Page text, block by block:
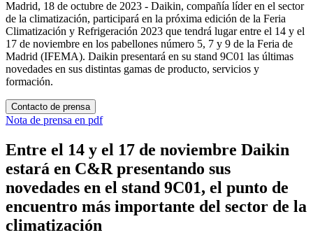
Madrid, 18 de octubre de 2023 - Daikin, compañía líder en el sector
de la climatización, participará en la próxima edición de la Feria
Climatización y Refrigeración 2023 que tendrá lugar entre el 14 y el
17 de noviembre en los pabellones número 5, 7 y 9 de la Feria de
Madrid (IFEMA). Daikin presentará en su stand 9C01 las últimas
novedades en sus distintas gamas de producto, servicios y
formación.
Contacto de prensa
Nota de prensa en pdf
Entre el 14 y el 17 de noviembre Daikin
estará en C&R presentando sus
novedades en el stand 9C01, el punto de
encuentro más importante del sector de la
climatización